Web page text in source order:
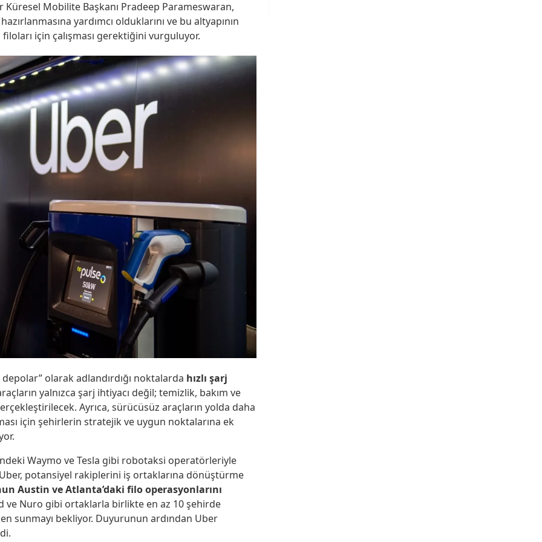
Küresel Mobilite Başkanı Pradeep Parameswaran,
yardımcı olduklarını ve bu altyapının
için çalışması gerektiğini vurguluyor.
olarak adlandırdığı noktalarda hızlı şarj
yalnızca şarj ihtiyacı değil; temizlik, bakım ve
Ayrıca, sürücüsüz araçların yolda daha
için şehirlerin stratejik ve uygun noktalarına ek
Waymo ve Tesla gibi robotaksi operatörleriyle
potansiyel rakiplerini iş ortaklarına dönüştürme
Austin ve Atlanta’daki filo operasyonlarını
ve Nuro gibi ortaklarla birlikte en az 10 şehirde
sunmayı bekliyor. Duyurunun ardından Uber